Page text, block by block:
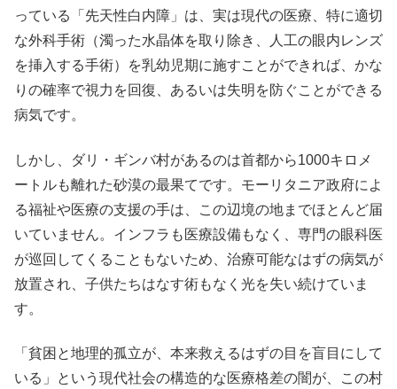
っている「先天性白内障」は、実は現代の医療、特に適切
な外科手術（濁った水晶体を取り除き、人工の眼内レンズ
を挿入する手術）を乳幼児期に施すことができれば、かな
りの確率で視力を回復、あるいは失明を防ぐことができる
病気です。
しかし、ダリ・ギンバ村があるのは首都から1000キロメ
ートルも離れた砂漠の最果てです。モーリタニア政府によ
る福祉や医療の支援の手は、この辺境の地までほとんど届
いていません。インフラも医療設備もなく、専門の眼科医
が巡回してくることもないため、治療可能なはずの病気が
放置され、子供たちはなす術もなく光を失い続けていま
す。
「貧困と地理的孤立が、本来救えるはずの目を盲目にして
いる」という現代社会の構造的な医療格差の闇が、この村